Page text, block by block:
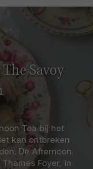
Savoy
Tea bij het
kan ontbreken
De Afternoon
Foyer, in